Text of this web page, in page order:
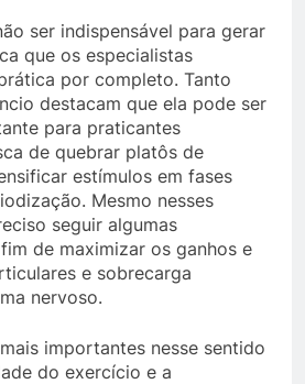
ser indispensável para gerar
que os especialistas
por completo. Tanto
destacam que ela pode ser
para praticantes
de quebrar platôs de
estímulos em fases
Mesmo nesses
seguir algumas
de maximizar os ganhos e
e sobrecarga
nervoso.
importantes nesse sentido
do exercício e a